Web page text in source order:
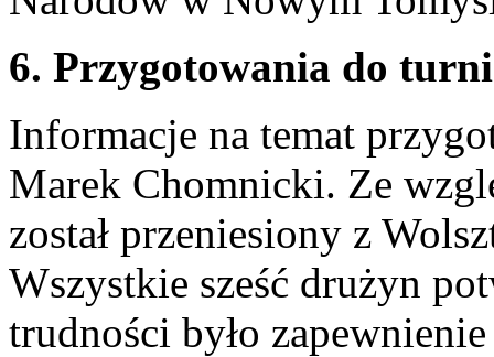
6. Przygotowania do
Informacje na temat
Marek Chomnicki. Ze
został przeniesiony z
Wszystkie sześć drużyn
trudności było